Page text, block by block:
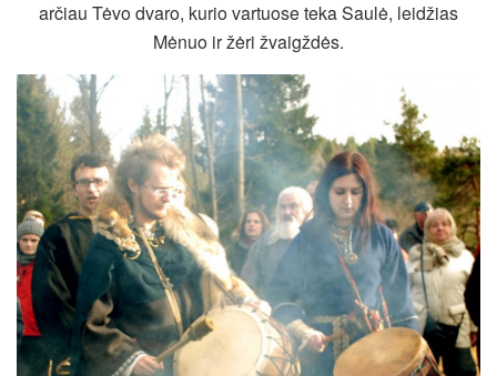
arčiau Tėvo dvaro, kurio vartuose teka Saulė, leidžias
Mėnuo ir žėri žvaigždės.